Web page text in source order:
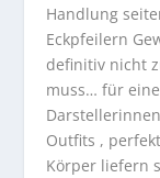
Handlung
Eckpfeilern
definitiv nicht
muss… für
Outfits ,
Körper liefern